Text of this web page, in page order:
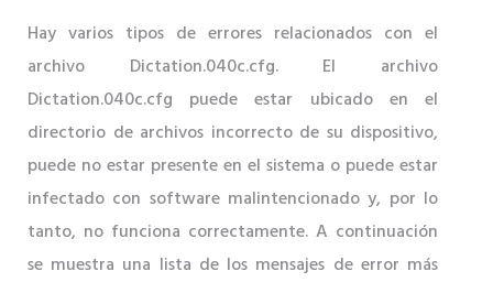
Hay varios tipos de errores relacionados con el
archivo Dictation.040c.cfg. El archivo
Dictation.040c.cfg puede estar ubicado en el
directorio de archivos incorrecto de su dispositivo,
puede no estar presente en el sistema o puede estar
infectado con software malintencionado y, por lo
tanto, no funciona correctamente. A continuación
se muestra una lista de los mensajes de error más